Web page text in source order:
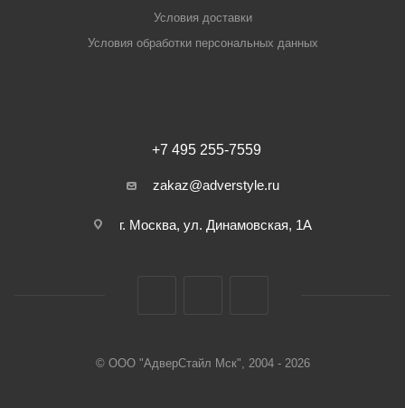
Условия доставки
Условия обработки персональных данных
+7 495 255-7559
zakaz@adverstyle.ru
г. Москва, ул. Динамовская, 1А
© ООО "АдверСтайл Мск", 2004 - 2026